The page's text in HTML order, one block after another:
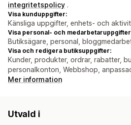
integritetspolicy .
Visa kunduppgifter:
Känsliga uppgifter, enhets- och
Visa personal- och
Butiksägare, personal,
Visa och redigera butiksuppgifter:
Kunder, produkter, ordrar, rabatter,
personalkonton, Webbshop,
Mer information
Utvald i